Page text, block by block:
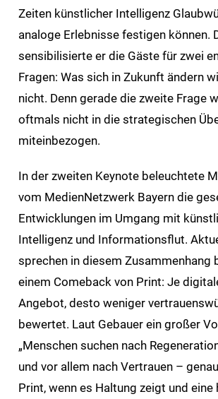
Zeiten künstlicher Intelligenz
analoge Erlebnisse festigen können.
sensibilisierte er die Gäste für zwei
Fragen: Was sich in Zukunft ändern
nicht. Denn gerade die zweite Frage
oftmals nicht in die strategischen
miteinbezogen.
In der zweiten Keynote beleuchtete
vom MedienNetzwerk Bayern die
Entwicklungen im Umgang mit
Intelligenz und Informationsflut.
sprechen in diesem Zusammenhang
einem Comeback von Print: Je
Angebot, desto weniger
bewertet. Laut Gebauer ein großer
„Menschen suchen nach
und vor allem nach Vertrauen –
Print, wenn es Haltung zeigt und eine